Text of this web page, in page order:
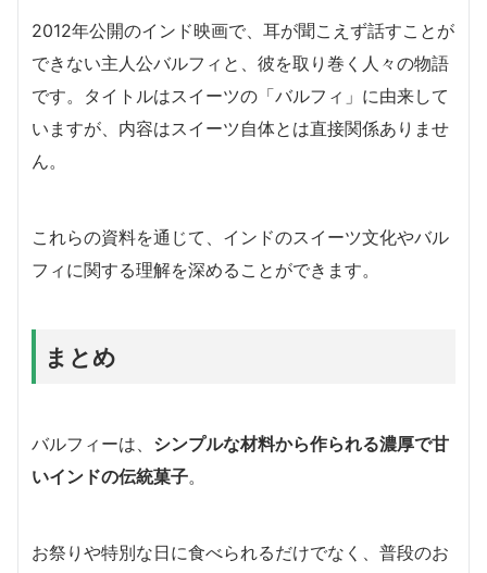
2012年公開のインド映画で、耳が聞こえず話すことが
できない主人公バルフィと、彼を取り巻く人々の物語
です。タイトルはスイーツの「バルフィ」に由来して
いますが、内容はスイーツ自体とは直接関係ありませ
ん。
これらの資料を通じて、インドのスイーツ文化やバル
フィに関する理解を深めることができます。
まとめ
バルフィーは、 シンプルな材料から作られる濃厚で甘
いインドの伝統菓子。
お祭りや特別な日に食べられるだけでなく、普段のお